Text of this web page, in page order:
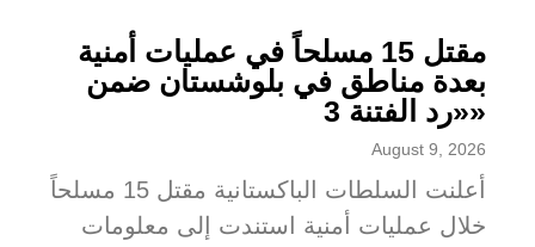
مقتل 15 مسلحاً في عمليات أمنية
بعدة مناطق في بلوشستان ضمن
«رد الفتنة 3»
August 9, 2026
أعلنت السلطات الباكستانية مقتل 15 مسلحاً
خلال عمليات أمنية استندت إلى معلومات